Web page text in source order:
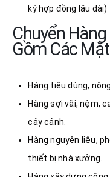
ký hợp đồng lâu dài)
Chuyển
Gồm Các
Hàng tiêu dùng,
Hàng sợi vãi, nệm,
cây cảnh.
Hàng nguyên liệu,
thiết bị nhà xưởng.